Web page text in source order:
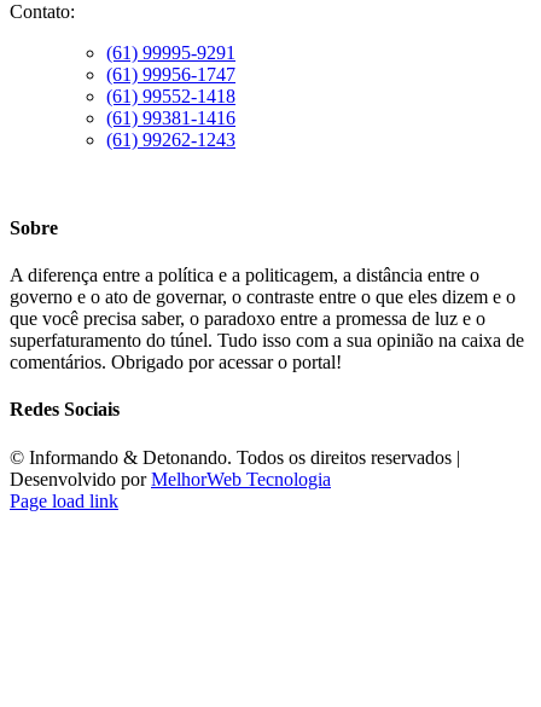
Contato:
(61) 99995-9291
(61) 99956-1747
(61) 99552-1418
(61) 99381-1416
(61) 99262-1243
Sobre
A diferença entre a política e a politicagem, a distância entre o
governo e o ato de governar, o contraste entre o que eles dizem e o
que você precisa saber, o paradoxo entre a promessa de luz e o
superfaturamento do túnel. Tudo isso com a sua opinião na caixa de
comentários. Obrigado por acessar o portal!
Redes Sociais
©️ Informando & Detonando. Todos os direitos reservados |
Desenvolvido porMelhorWeb Tecnologia
Page load link